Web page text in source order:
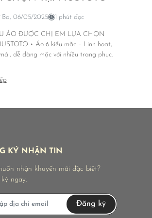
Ba, 06/05/2025 1 phút đọc
ÁO ĐƯỢC CHỊ EM LỰA CHỌN
• Áo 6 kiểu mặc – Linh hoạt,
dễ dàng mặc với nhiều trang phục.
KÝ NHẬN TIN
nhận khuyến mãi đặc biệt?
ngay.
Đăng ký